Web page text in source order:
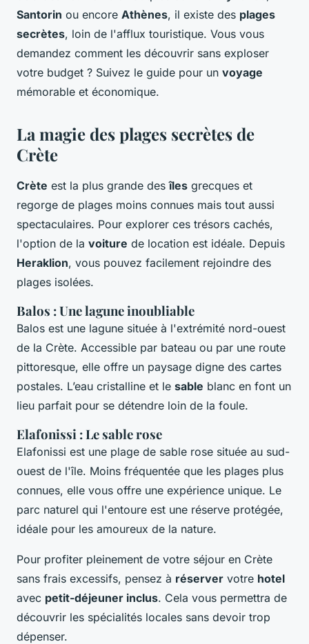
Santorin ou encore Athènes, il existe des plages
secrètes, loin de l'afflux touristique. Vous vous
demandez comment les découvrir sans exploser
votre budget ? Suivez le guide pour un voyage
mémorable et économique.
La magie des plages secrètes de
Crète
Crète est la plus grande desîles grecques et
regorge de plages moins connues mais tout aussi
spectaculaires. Pour explorer ces trésors cachés,
l'option de la voiture de location est idéale. Depuis
Heraklion, vous pouvez facilement rejoindre des
plages isolées.
Balos : Une lagune inoubliable
Balos est une lagune située à l'extrémité nord-ouest
de la Crète. Accessible par bateau ou par une route
pittoresque, elle offre un paysage digne des cartes
postales. L’eau cristalline et le sable blanc en font un
lieu parfait pour se détendre loin de la foule.
Elafonissi : Le sable rose
Elafonissi est une plage de sable rose située au sud-
ouest de l'île. Moins fréquentée que les plages plus
connues, elle vous offre une expérience unique. Le
parc naturel qui l'entoure est une réserve protégée,
idéale pour les amoureux de la nature.
Pour profiter pleinement de votre séjour en Crète
sans frais excessifs, pensez à réserver votre hotel
avec petit-déjeuner inclus. Cela vous permettra de
découvrir les spécialités locales sans devoir trop
dépenser.